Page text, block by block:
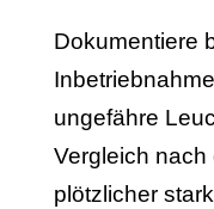
Dokumentiere
ungefähre
Vergleich nach
plötzlicher